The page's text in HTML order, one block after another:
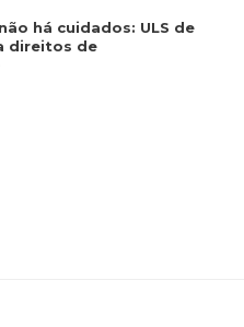
há cuidados: ULS de
direitos de